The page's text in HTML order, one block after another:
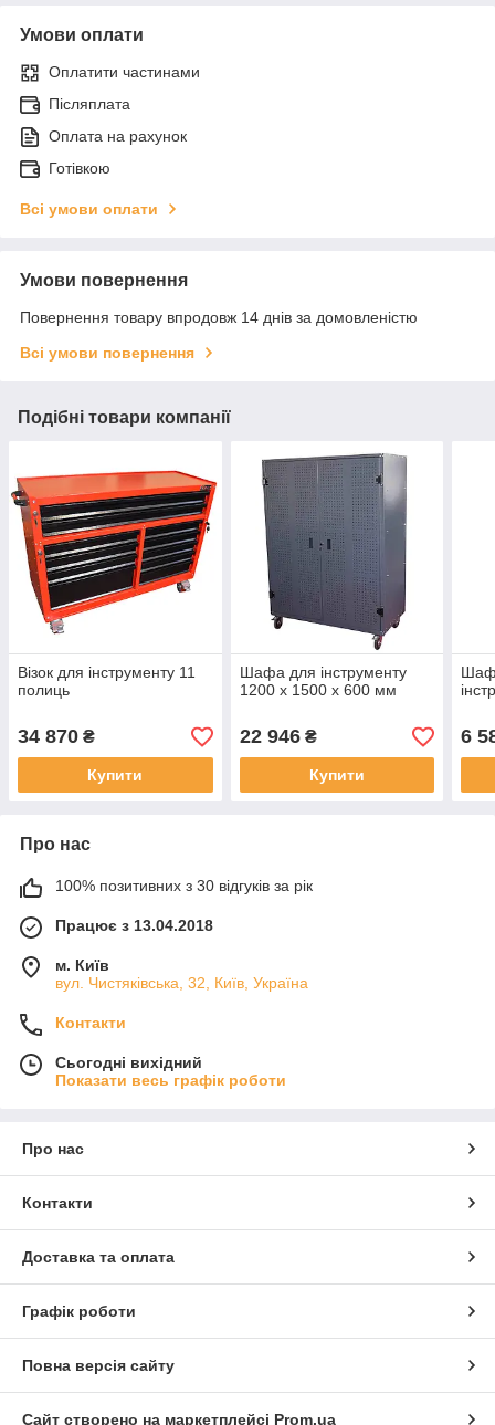
Умови оплати
Оплатити частинами
Післяплата
Оплата на рахунок
Готівкою
Всі умови оплати
Умови повернення
Повернення товару впродовж 14 днів за домовленістю
Всі умови повернення
Подібні товари компанії
Візок для інструменту 11
полиць
34 870 ₴
Купити
Шафа для інструменту
1200 х 1500 х 600 мм
22 946₴
Купити
6
Про нас
100% позитивних з 30 відгуків за рік
Працює з 13.04.2018
м. Київ
вул. Чистяківська, 32, Київ, Україна
Контакти
Сьогодні вихідний
Показати весь графік роботи
Про нас
Контакти
Доставка та оплата
Графік роботи
Повна версія сайту
Сайт створено на маркетплейсі Prom.ua